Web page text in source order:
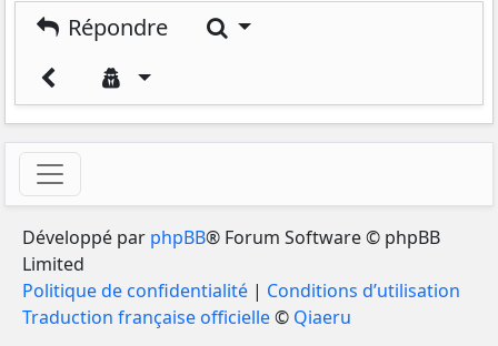
Répondre Rechercher
Développé par phpBB® Forum Software © phpBB
Limited
Politique de confidentialité | Conditions d’utilisation
Traduction française officielle© Qiaeru